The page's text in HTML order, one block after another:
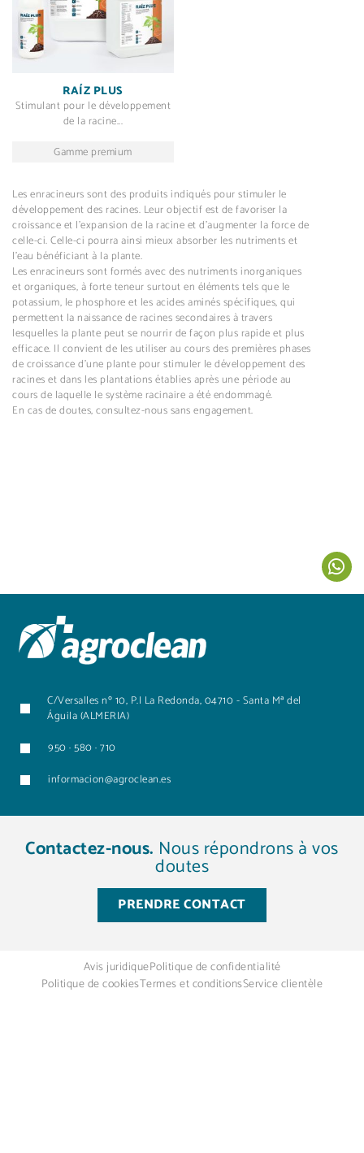
Les enracineurs sont des produits indiqués pour stimuler le
développement des racines. Leur objectif est de favoriser la
croissance et l’expansion de la racine et d’augmenter la force de
celle-ci. Celle-ci pourra ainsi mieux absorber les nutriments et
l’eau bénéficiant à la plante.
Les enracineurs sont formés avec des nutriments inorganiques
et organiques, à forte teneur surtout en éléments tels que le
potassium, le phosphore et les acides aminés spécifiques, qui
permettent la naissance de racines secondaires à travers
lesquelles la plante peut se nourrir de façon plus rapide et plus
efficace. Il convient de les utiliser au cours des premières phases
de croissance d’une plante pour stimuler le développement des
racines et dans les plantations établies après une période au
cours de laquelle le système racinaire a été endommagé.
En cas de doutes, consultez-nous sans engagement.
RAÍZ PLUS
Stimulant pour le développement
de la racine...
Gamme premium
C/Versalles nº 10, P.I La Redonda, 04710 - Santa Mª del
Águila (ALMERIA)
950 · 580 · 710
informacion@agroclean.es
Contactez-nous. Nous répondrons à vos
doutes
PRENDRE CONTACT
Avis juridiquePolitique de confidentialité
Politique de cookiesTermes et conditionsService clientèle